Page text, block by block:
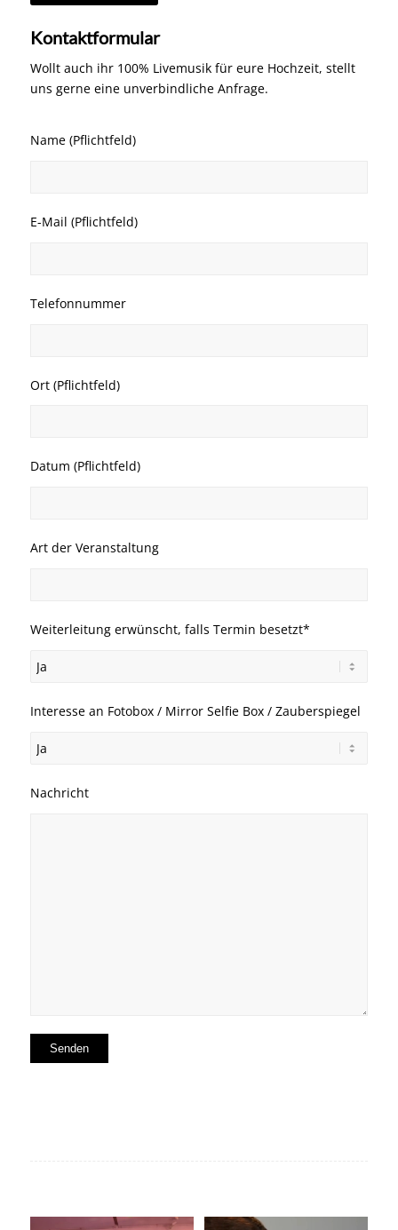
Kontaktformular
Wollt auch ihr 100% Livemusik für eure Hochzeit, stellt
uns gerne eine unverbindliche Anfrage.
Name (Pflichtfeld)
E-Mail (Pflichtfeld)
Telefonnummer
Ort (Pflichtfeld)
Datum (Pflichtfeld)
Art der Veranstaltung
Weiterleitung erwünscht, falls Termin besetzt*
Interesse an Fotobox / Mirror Selfie Box / Zauberspiegel
Nachricht